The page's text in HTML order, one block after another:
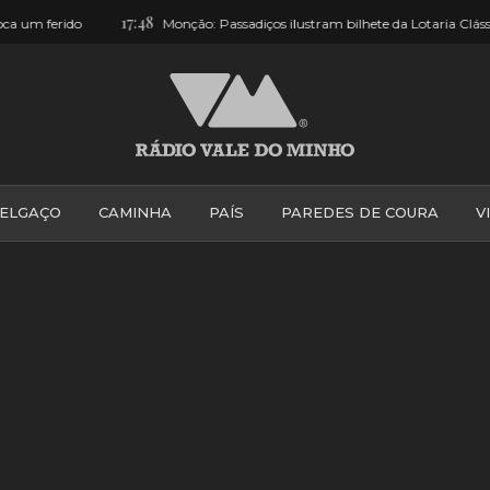
17:48 Monção: Passadiços ilustram bilhete da Lotaria Clássica 15:16
CAMINHA PAÍS PAREDES DE COURA